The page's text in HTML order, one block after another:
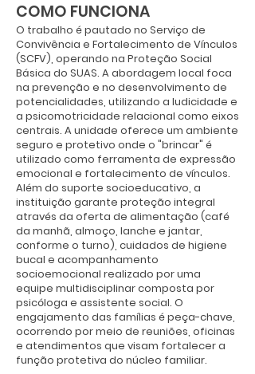
brigava muito comigo. Mas quando
comecei a vir para o projeto, eu passei a
me distrair mais e a esquecer um pouco
dessas coisas.
Aqui no projeto eu aprendi muitas coisas.
Antes eu tinha muita vergonha de falar
com as pessoas, mas hoje eu me sinto
mais à vontade e consigo conversar
mais.
Eu sinto que hoje sou bem diferente de
quando cheguei aqui. Também fiz boas
amizades no projeto.
As atividades que fazemos aqui também
me ajudaram a entender melhor meus
sentimentos. Eu aprendi a falar mais
sobre o que estou sentindo, a dizer
quando estou triste e a conversar com
alguém quando preciso. Eu me sinto
muito segura aqui. O que mais gosto no
COMO FUNCIONA
O trabalho é pautado no Serviço de
Convivência e Fortalecimento de Vínculos
(SCFV), operando na Proteção Social
Básica do SUAS. A abordagem local foca
na prevenção e no desenvolvimento de
potencialidades, utilizando a ludicidade e
a psicomotricidade relacional como eixos
centrais. A unidade oferece um ambiente
seguro e protetivo onde o "brincar" é
utilizado como ferramenta de expressão
emocional e fortalecimento de vínculos.
Além do suporte socioeducativo, a
instituição garante proteção integral
através da oferta de alimentação (café
da manhã, almoço, lanche e jantar,
conforme o turno), cuidados de higiene
bucal e acompanhamento
socioemocional realizado por uma
equipe multidisciplinar composta por
psicóloga e assistente social. O
engajamento das famílias é peça-chave,
ocorrendo por meio de reuniões, oficinas
e atendimentos que visam fortalecer a
função protetiva do núcleo familiar.